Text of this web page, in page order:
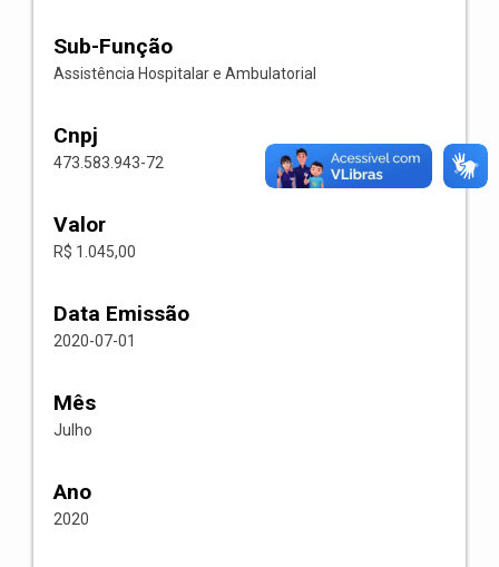
Sub-Função
Assistência Hospitalar e Ambulatorial
Cnpj
473.583.943-72
Valor
R$ 1.045,00
Data Emissão
2020-07-01
Mês
Julho
Ano
2020